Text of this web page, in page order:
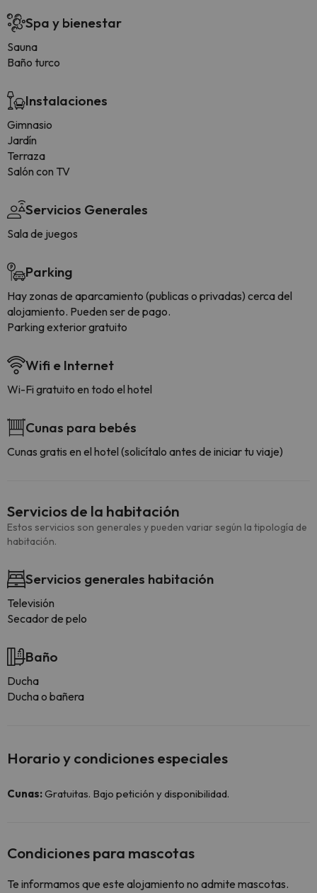
Spa y bienestar
Sauna
Baño turco
Instalaciones
Gimnasio
Jardín
Terraza
Salón con TV
Servicios Generales
Sala de juegos
Parking
Hay zonas de aparcamiento (publicas o privadas) cerca del
alojamiento. Pueden ser de pago.
Parking exterior gratuito
Wifi e Internet
Wi-Fi gratuito en todo el hotel
Cunas para bebés
Cunas gratis en el hotel (solicítalo antes de iniciar tu viaje)
Servicios de la habitación
Estos servicios son generales y pueden variar según la tipología de
habitación.
Servicios generales habitación
Televisión
Secador de pelo
Baño
Ducha
Ducha o bañera
Horario y condiciones especiales
Cunas:Gratuitas. Bajo petición y disponibilidad.
Condiciones para mascotas
Te informamos que este alojamiento no admite mascotas.